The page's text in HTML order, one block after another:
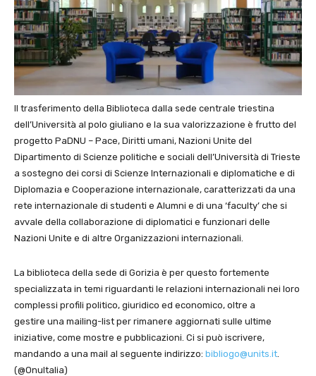
Il trasferimento della Biblioteca dalla sede centrale triestina
dell’Università al polo giuliano e la sua valorizzazione è frutto del
progetto PaDNU – Pace, Diritti umani, Nazioni Unite del
Dipartimento di Scienze politiche e sociali dell’Università di Trieste
a sostegno dei corsi di Scienze Internazionali e diplomatiche e di
Diplomazia e Cooperazione internazionale, caratterizzati da una
rete internazionale di studenti e Alumni e di una ‘faculty’ che si
avvale della collaborazione di diplomatici e funzionari delle
Nazioni Unite e di altre Organizzazioni internazionali.
La biblioteca della sede di Gorizia è per questo fortemente
specializzata in temi riguardanti le relazioni internazionali nei loro
complessi profili politico, giuridico ed economico, oltre a
gestire una mailing-list per rimanere aggiornati sulle ultime
iniziative, come mostre e pubblicazioni. Ci si può iscrivere,
mandando a una mail al seguente indirizzo: bibliogo@units.it
(@OnuItalia)